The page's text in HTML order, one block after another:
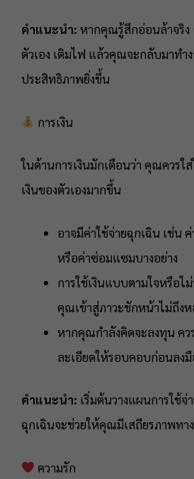
คำแนะนำ: หากคุณรู้สึกอ่อนล้าจริง
ตัวเอง เติมไฟ แล้วคุณจะกลับมาทำ
ประสิทธิภาพยิ่งขึ้น
การเงิน
ในด้านการเงินมักเตือนว่า คุณควรใ
เงินของตัวเองมากขึ้น
อาจมีค่าใช้จ่ายฉุกเฉิน เช่น
หรือค่าซ่อมแซมบางอย่าง
การใช้เงินแบบตามใจหรือไ
คุณเข้าสู่ภาวะชักหน้าไม่ถึงห
หากคุณกำลังคิดจะลงทุน คว
ละเอียดให้รอบคอบก่อนลง
คำแนะนำ: เริ่มต้นวางแผนการใช้จ่
ฉุกเฉินจะช่วยให้คุณมีเสถียรภาพทาง
ความรัก